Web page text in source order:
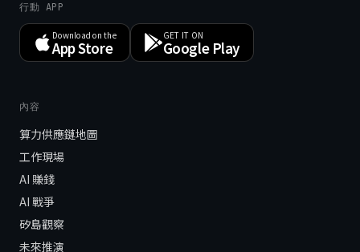
行動 APP
Download on the
App Store
GET IT ON
Google Play
內容
算力供應鏈地圖
工作現場
AI 賺錢
AI 戰爭
矽島觀察
未來推演